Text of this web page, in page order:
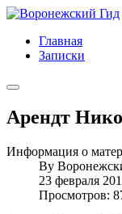
Главная
Записки
Арендт
Информация о
By
23 февраля
Просмотров: